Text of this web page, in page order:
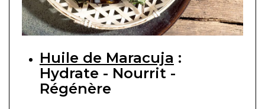
Huile de Maracuja :
Hydrate - Nourrit -
Régénère